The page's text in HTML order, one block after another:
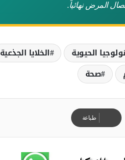
المرض نهائياً.
الحيوية
الخلايا الجذعية
صحة
طباعة